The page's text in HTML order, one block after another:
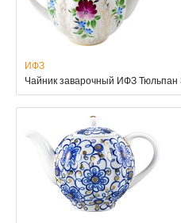
ИФЗ
Чайник заварочный ИФЗ